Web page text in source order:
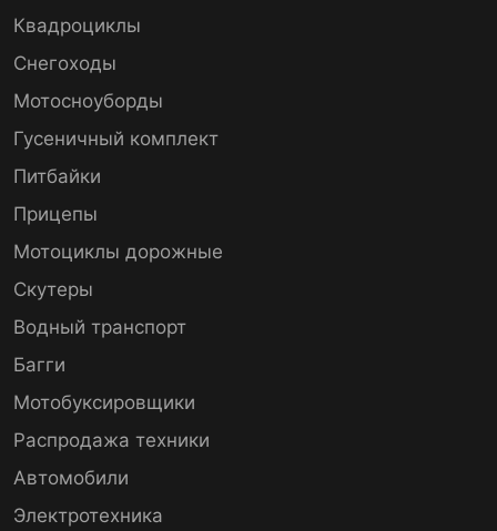
Квадроциклы
Снегоходы
Мотосноуборды
Гусеничный комплект
Питбайки
Прицепы
Мотоциклы дорожные
Скутеры
Водный транспорт
Багги
Мотобуксировщики
Распродажа техники
Автомобили
Электротехника